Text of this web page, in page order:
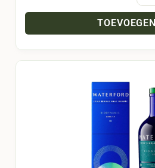
TOEVOEGEN